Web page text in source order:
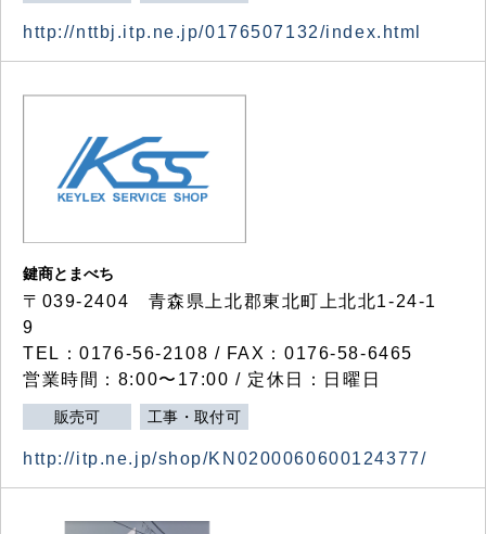
http://nttbj.itp.ne.jp/0176507132/index.html
鍵商とまべち
〒039-2404 青森県上北郡東北町上北北1-24-1
9
TEL：0176-56-2108 / FAX：0176-58-6465
営業時間：8:00〜17:00 / 定休日：日曜日
販売可 工事・取付可
http://itp.ne.jp/shop/KN0200060600124377/